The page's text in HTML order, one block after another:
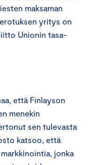
maksaman
yritys on
Unionin tasa-
että Finlayson
menekin
sen tulevasta
katsoo, että
jonka